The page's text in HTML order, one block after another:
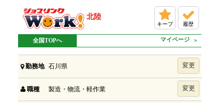
北陸
キープ 履歴
全国TOPへ マイページ
勤務地 石川県 変更
職種 製造・物流・軽作業 変更